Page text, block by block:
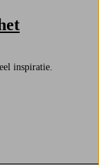
inspiratie.